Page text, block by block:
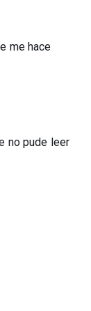
me hace
no pude leer